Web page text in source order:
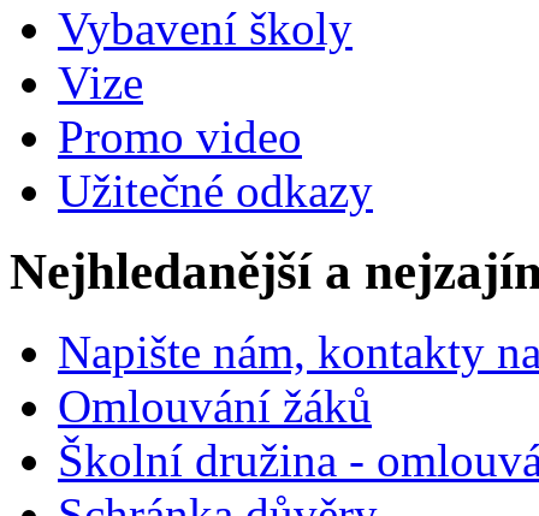
Vybavení školy
Vize
Promo video
Užitečné odkazy
Nejhledanější a
Napište nám, kontakty
Omlouvání žáků
Školní družina -